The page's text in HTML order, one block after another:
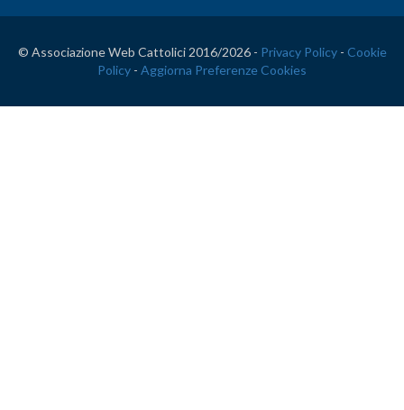
© Associazione Web Cattolici 2016/2026 - Privacy Policy- Cookie
Policy - Aggiorna Preferenze Cookies